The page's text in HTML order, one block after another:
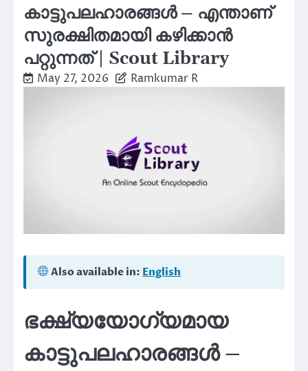
കാട്ടുപലഹാരങ്ങൾ – എന്താണ്
സുരക്ഷിതമായി കഴിക്കാൻ
പറ്റുന്നത് | Scout Library
May 27, 2026 Ramkumar R
Also available in: English
ഭക്ഷ്യയോഗ്യമായ
കാട്ടുപലഹാരങ്ങൾ –